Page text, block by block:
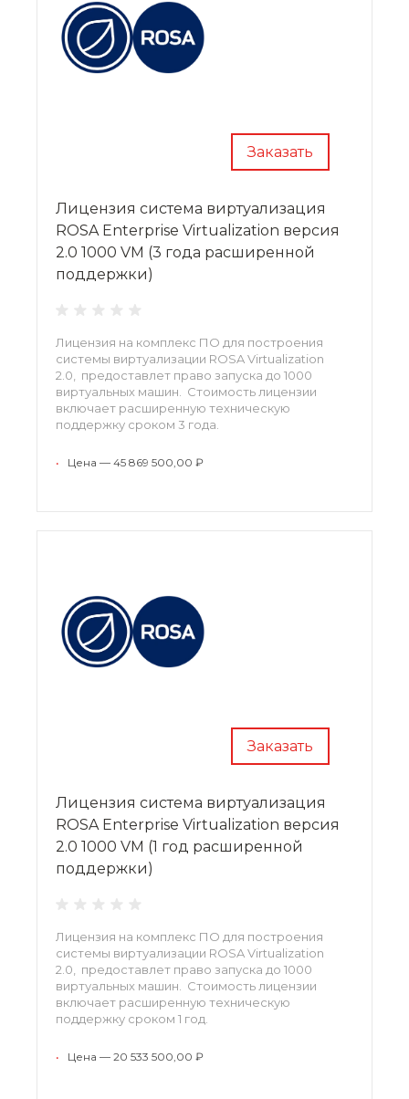
Заказать
Лицензия система виртуализация
ROSA Enterprise Virtualization версия
2.0 1000 VM (3 года расширенной
поддержки)
Лицензия на комплекс ПО для построения
системы виртуализации ROSA Virtualization
2.0, предоставлет право запуска до 1000
виртуальных машин. Стоимость лицензии
включает расширенную техническую
поддержку сроком 3 года.
• Цена — 45 869 500,00 ₽
Заказать
Лицензия система виртуализация
ROSA Enterprise Virtualization версия
2.0 1000 VM (1 год расширенной
поддержки)
Лицензия на комплекс ПО для построения
системы виртуализации ROSA Virtualization
2.0, предоставлет право запуска до 1000
виртуальных машин. Стоимость лицензии
включает расширенную техническую
поддержку сроком 1 год.
• Цена — 20 533 500,00 ₽